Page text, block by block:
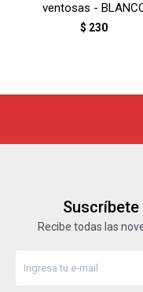
ventosas -
$ 230
Recibe todas las